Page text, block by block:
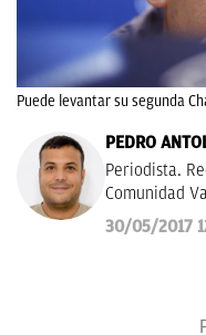
Puede levantar su segunda
PEDRO
Periodista.
Comunidad
SEO. En
30/05/2017